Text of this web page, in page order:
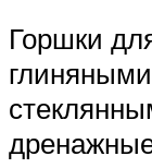
Горшки